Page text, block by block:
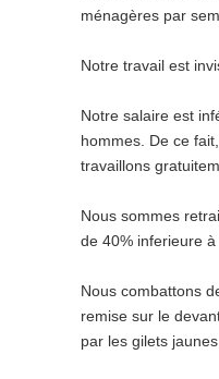
ménagères par
Notre travail est
Notre salaire est
hommes. De ce
travaillons
Nous sommes
de 40% inferieure
Nous combattons
remise sur le
par les gilets jaunes.